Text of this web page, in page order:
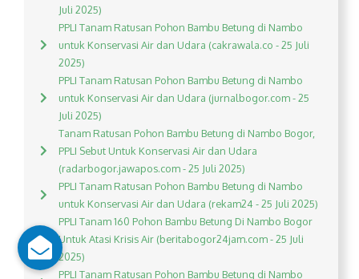
Juli 2025)
PPLI Tanam Ratusan Pohon Bambu Betung di Nambo
untuk Konservasi Air dan Udara (cakrawala.co - 25 Juli
2025)
PPLI Tanam Ratusan Pohon Bambu Betung di Nambo
untuk Konservasi Air dan Udara (jurnalbogor.com - 25
Juli 2025)
Tanam Ratusan Pohon Bambu Betung di Nambo Bogor,
PPLI Sebut Untuk Konservasi Air dan Udara
(radarbogor.jawapos.com - 25 Juli 2025)
PPLI Tanam Ratusan Pohon Bambu Betung di Nambo
untuk Konservasi Air dan Udara (rekam24 - 25 Juli 2025)
PPLI Tanam 160 Pohon Bambu Betung Di Nambo Bogor
Untuk Atasi Krisis Air (beritabogor24jam.com - 25 Juli
2025)
PPLI Tanam Ratusan Pohon Bambu Betung di Nambo